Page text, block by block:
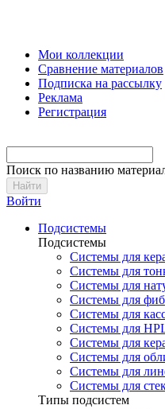
Мои коллекции
Сравнение материалов
Подписка на рассылку
Реклама
Регистрация
Поиск по названию
Войти
Подсистемы
Подсистемы
Системы для
Системы для
Системы для
Системы для
Системы для
Системы для
Системы для
Системы для
Системы для
Системы для
Типы подсистем